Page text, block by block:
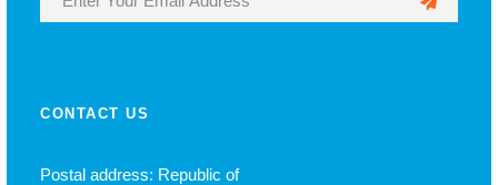
CONTACT US
Postal address: Republic of